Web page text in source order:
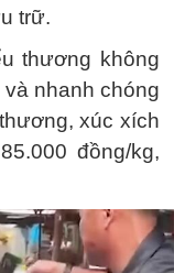
trữ.
thương không
nhanh chóng
xúc xích
đồng/kg,